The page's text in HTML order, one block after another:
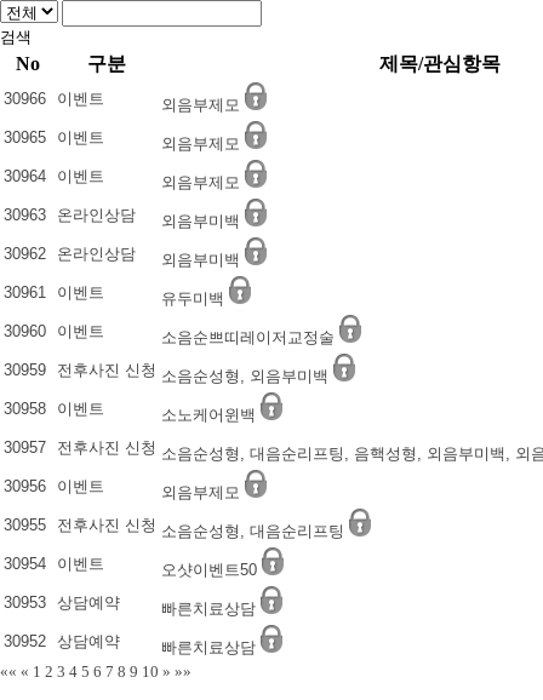
검색
No 구분 제목/관심항목
30966 이벤트
외음부제모
30965
이벤트
외음부제모
30964
이벤트
외음부제모
30963
온라인상담
외음부미백
30962
온라인상담
외음부미백
30961
이벤트
유두미백
30960
이벤트
소음순쁘띠레이저교정술
30959
전후사진 신청 소음순성형, 외음부미백
30958
이벤트
소노케어윈백
30957
전후사진 신청 소음순성형, 대음순리프팅, 음핵성형, 외음부미백, 외
30956
이벤트
외음부제모
30955
전후사진 신청 소음순성형, 대음순리프팅
30954
이벤트
오샷이벤트50
30953 상담예약
빠른치료상담
30952 상담예약
빠른치료상담
«« « 1 2 3 4 5 6 7 8 9 10 » »»